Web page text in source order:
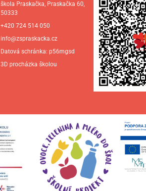
škola Praskačka, Praskačka 60,
50333
+420 724 514 050
info@zspraskacka.cz
Datová schránka: p56mgsd
3D procházka školou